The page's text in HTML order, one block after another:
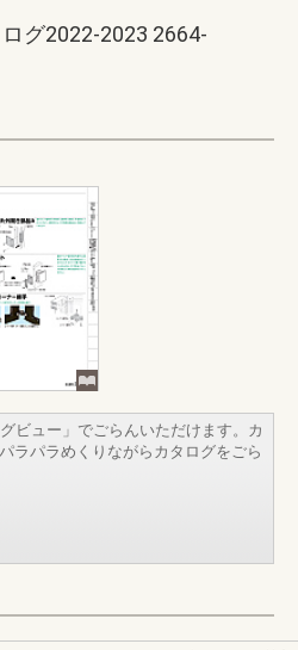
グ2022-2023 2664-
ビュー」でごらんいただけます。カ
ラパラめくりながらカタログをごら